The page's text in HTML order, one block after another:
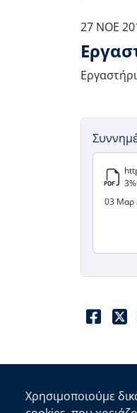
27 ΝΟΕ
03 Μαρ
Χρησιμοποιούμε